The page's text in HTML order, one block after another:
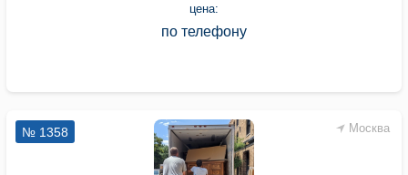
цена:
по телефону
Москва
№ 1358